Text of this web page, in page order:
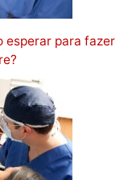
esperar para fazer